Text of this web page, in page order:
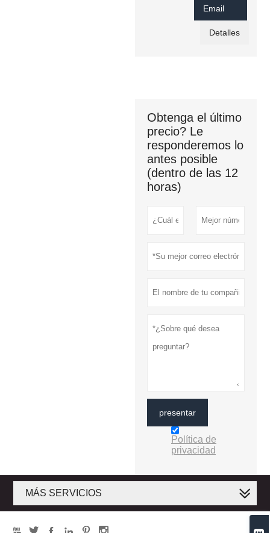
Email
Detalles
Obtenga el último
precio? Le
responderemos lo
antes posible
(dentro de las 12
horas)
presentar
Política de
privacidad
MÁS SERVICIOS
     